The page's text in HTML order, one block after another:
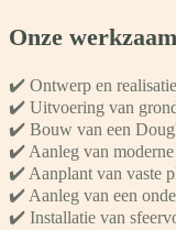
Onze
✔️ Ontwerp en
✔️ Uitvoering van
✔️ Bouw van een
✔️ Aanleg van moderne
✔️ Aanplant van vaste
✔️ Aanleg van een
✔️ Installatie van